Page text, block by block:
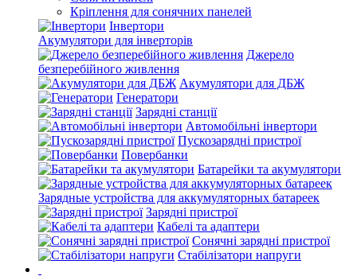
Кріплення для сонячних панелей
Інвертори
Акумулятори для інверторів
Джерело
безперебійного живлення
Акумулятори для ДБЖ
Генератори
Зарядні станції
Автомобільні інвертори
Пускозарядні пристрої
Повербанки
Батарейки та акумулятори
Зарядные устройства для аккумуляторных батареек
Зарядні пристрої
Кабелі та адаптери
Сонячні зарядні пристрої
Стабілізатори напруги